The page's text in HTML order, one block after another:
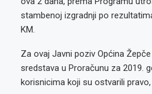
stambenoj izgradnji po
KM.
Za ovaj Javni poziv Općina
sredstava u Proračunu za 2019.
korisnicima koji su ostvarili